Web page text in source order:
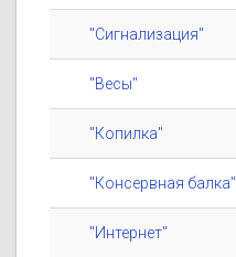
"Сигнализация"
"Весы"
"Копилка"
"Консервная балка"
"Интернет"